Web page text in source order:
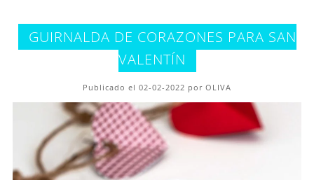
GUIRNALDA DE CORAZONES PARA SAN
VALENTÍN
Publicado el 02-02-2022 por OLIVA